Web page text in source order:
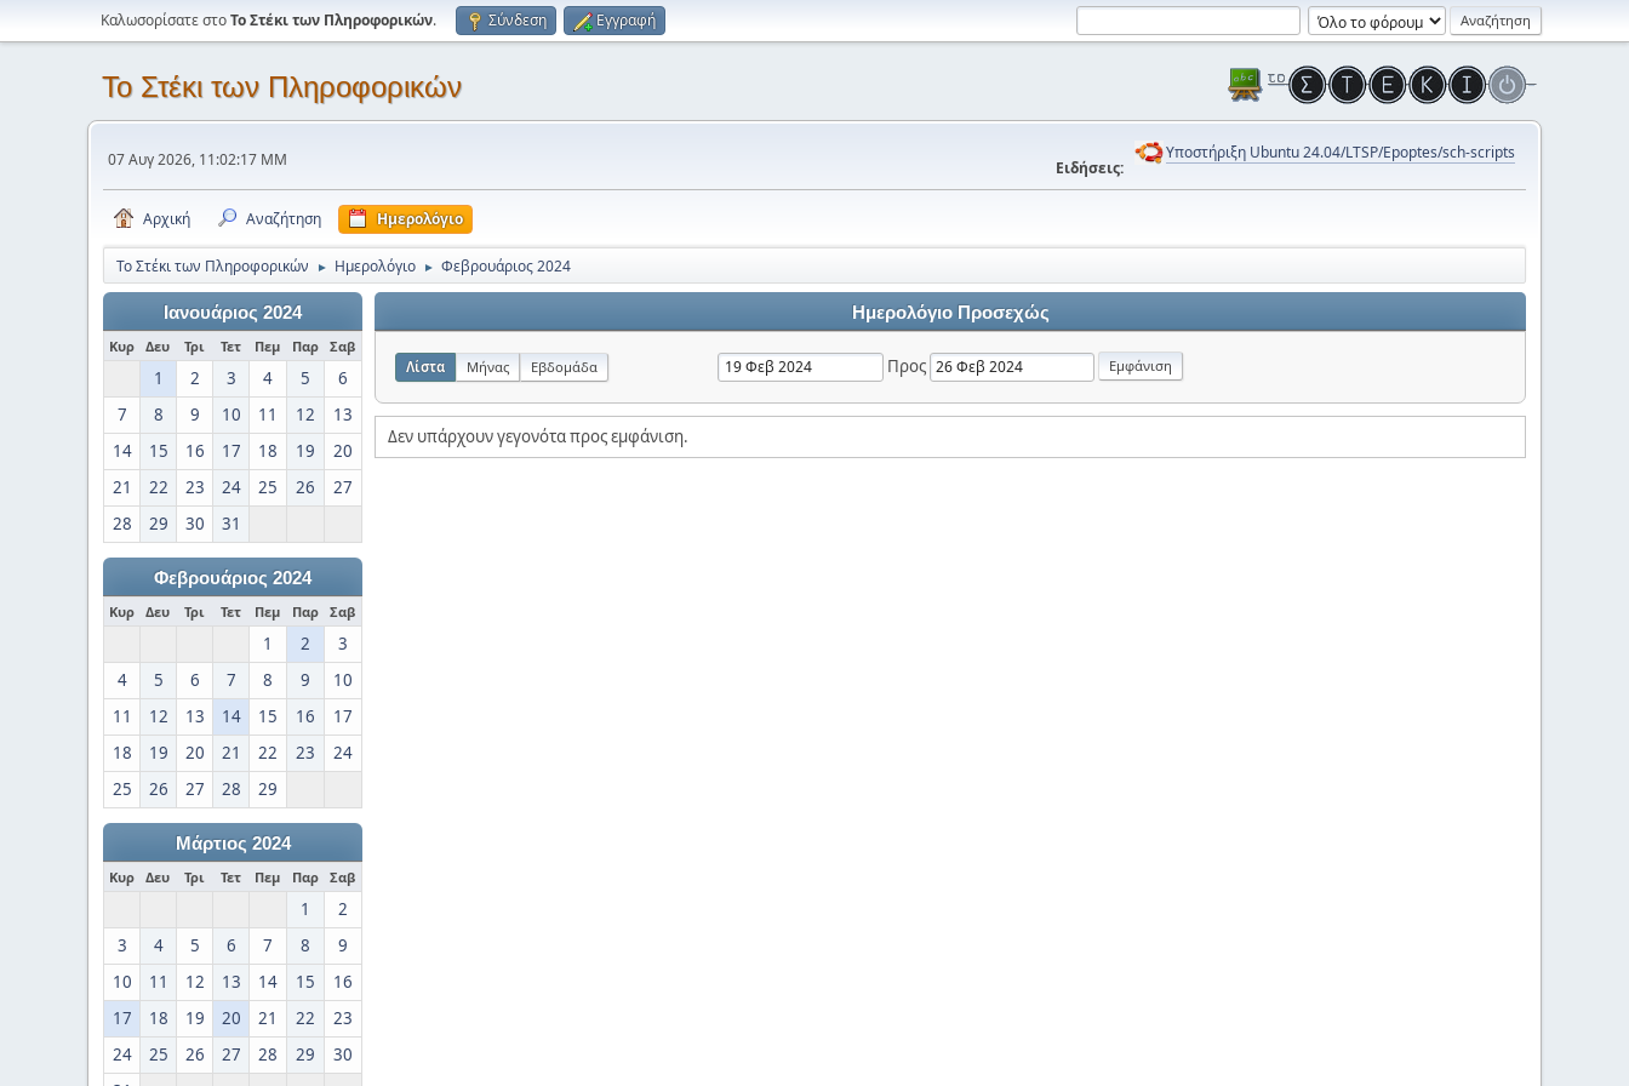
Καλωσορίσατε στοΤο Στέκι των Πληροφορικών. Σύνδεση Εγγραφή
Το Στέκι των Πληροφορικών
07 Αυγ 2026, 11:02:17 ΜΜ Ειδήσεις:
Υποστήριξη Ubuntu 24.04/LTSP/Epoptes/sch-scripts
Αρχική Αναζήτηση Ημερολόγιο
Το Στέκι των Πληροφορικών ► Ημερολόγιο ► Φεβρουάριος 2024
Ιανουάριος 2024
Κυρ Δευ Τρι Τετ Πεμ Παρ Σαβ
1 2 3 4 5
6
7
8 9 10 11 12
13
14
15 16 17 18 19
20
21
22 23 24 25 26
27
28
29 30 31
Φεβρουάριος 2024
Κυρ Δευ Τρι Τετ Πεμ Παρ Σαβ
1 2
3
4
5 6 7 8 9
10
11
12 13 14 15 16
17
18
19 20 21 22 23
24
25
26 27 28 29
Μάρτιος 2024
Κυρ Δευ Τρι Τετ Πεμ Παρ Σαβ
1
2
3
4 5 6 7 8
9
10
11 12 13 14 15
16
17
18 19 20 21 22
23
24
25 26 27 28 29
30
Ημερολόγιο Προσεχώς
Λίστα Μήνας Εβδομάδα Προς
Δεν υπάρχουν γεγονότα προς εμφάνιση.